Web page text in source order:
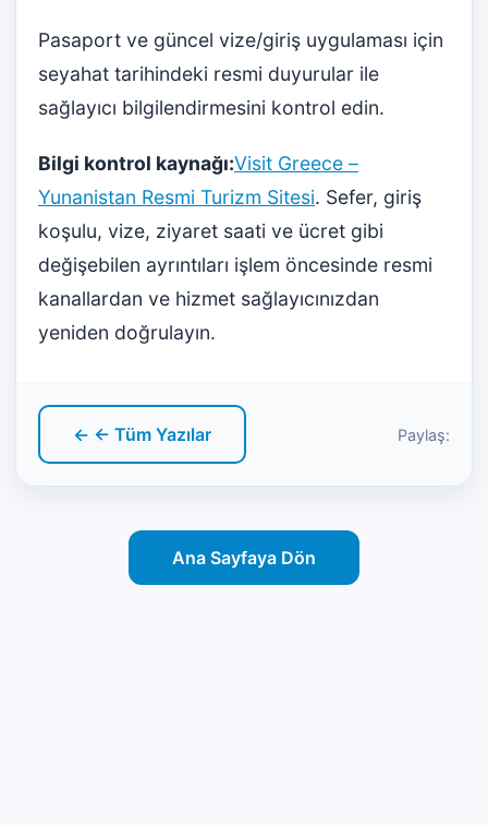
Pasaport ve güncel vize/giriş uygulaması için
seyahat tarihindeki resmi duyurular ile
sağlayıcı bilgilendirmesini kontrol edin.
Bilgi kontrol kaynağı:Visit Greece –
Yunanistan Resmi Turizm Sitesi. Sefer, giriş
koşulu, vize, ziyaret saati ve ücret gibi
değişebilen ayrıntıları işlem öncesinde resmi
kanallardan ve hizmet sağlayıcınızdan
yeniden doğrulayın.
← ← Tüm Yazılar Paylaş:
Ana Sayfaya Dön